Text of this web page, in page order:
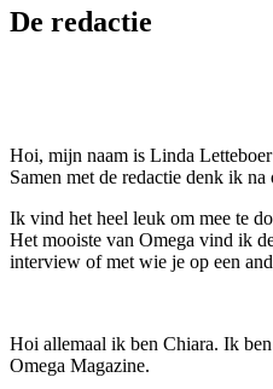
De redactie
Hoi, mijn naam is Linda
Samen met de redactie denk ik
Ik vind het heel leuk om mee te
Het mooiste van Omega vind ik
interview of met wie je op een
Hoi allemaal ik ben Chiara. Ik
Omega Magazine.